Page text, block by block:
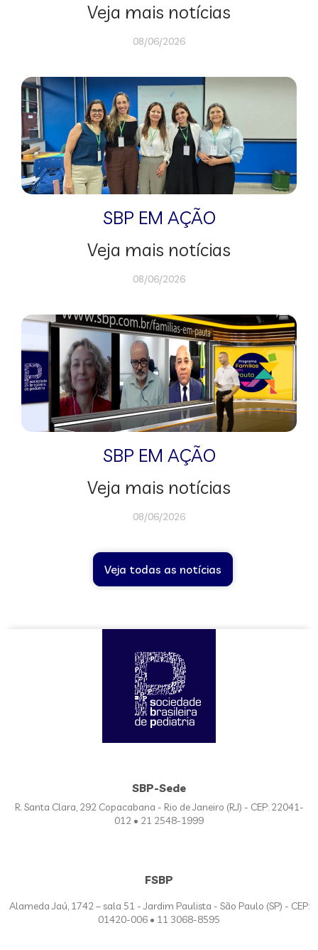
Veja mais notícias
08/06/2026
SBP EM AÇÃO
Veja mais notícias
08/06/2026
SBP EM AÇÃO
Veja mais notícias
08/06/2026
Veja todas as notícias
SBP-Sede
R. Santa Clara, 292 Copacabana - Rio de Janeiro (RJ) - CEP: 22041-
012 • 21 2548-1999
FSBP
Alameda Jaú, 1742 – sala 51 - Jardim Paulista - São Paulo (SP) - CEP:
01420-006 • 11 3068-8595